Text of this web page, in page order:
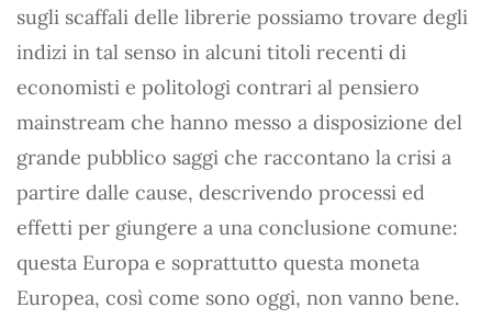
sugli scaffali delle librerie possiamo trovare degli
indizi in tal senso in alcuni titoli recenti di
economisti e politologi contrari al pensiero
mainstream che hanno messo a disposizione del
grande pubblico saggi che raccontano la crisi a
partire dalle cause, descrivendo processi ed
effetti per giungere a una conclusione comune:
questa Europa e soprattutto questa moneta
Europea, così come sono oggi, non vanno bene.